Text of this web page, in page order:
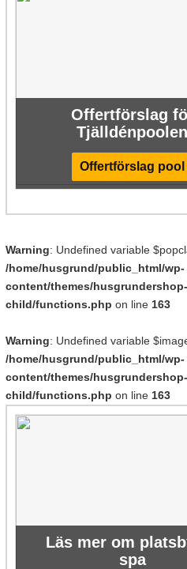
Offertförslag
Tjälldénpoolen
Offertförslag pool
Warning: Undefined variable
/home/husgrund/public_html/wp-
content/themes/husgrundershop-
child/functions.php on line 163
Warning: Undefined variable
/home/husgrund/public_html/wp-
content/themes/husgrundershop-
child/functions.php on line 163
Läs mer om
spa